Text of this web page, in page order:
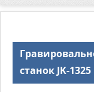
станок JK-1325